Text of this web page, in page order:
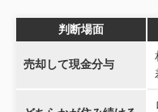
判断場面
売却して現金分与